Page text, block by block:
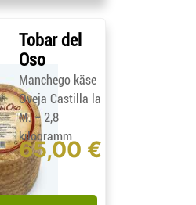
Tobar del
Oso
Manchego käse
Oveja Castilla la
M.-2,8
kilogramm
65,00 €